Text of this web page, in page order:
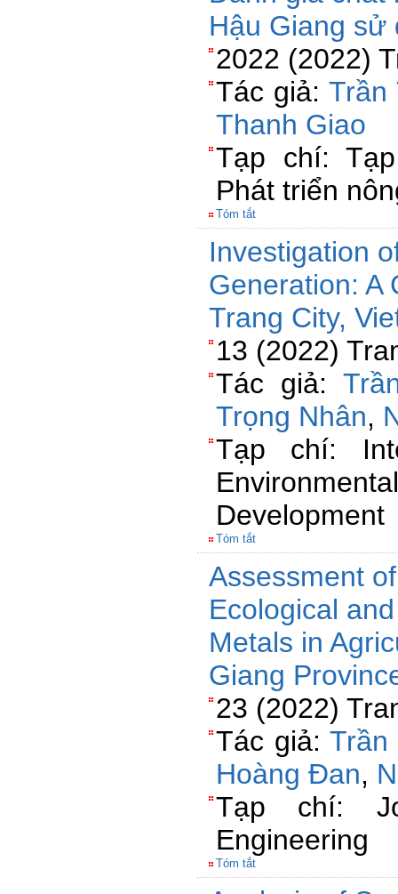
Hậu Giang sử
2022 (2022)
Tác giả: Trần
Thanh Giao
Tạp chí:
Phát triển
Tóm tắt
Investigation
Generation: A
Trang City,
13 (2022)
Tác giả:
Trọng Nhân,
Tạp chí:
Development
Tóm tắt
Assessment
Ecological
Metals in
Giang
23 (2022)
Tác giả: Trần
Hoàng Đan,
Tạp chí:
Engineering
Tóm tắt